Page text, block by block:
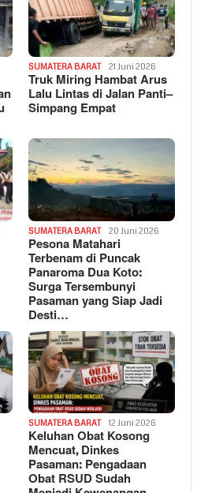
SUMATERA BARAT 21 Juni 2026
Truk Miring Hambat Arus
Lalu Lintas di Jalan Panti–
Simpang Empat
SUMATERA BARAT 20 Juni 2026
Pesona Matahari
Terbenam di Puncak
Panaroma Dua Koto:
Surga Tersembunyi
Pasaman yang Siap Jadi
Desti…
SUMATERA BARAT 12 Juni 2026
Keluhan Obat Kosong
Mencuat, Dinkes
Pasaman: Pengadaan
Obat RSUD Sudah